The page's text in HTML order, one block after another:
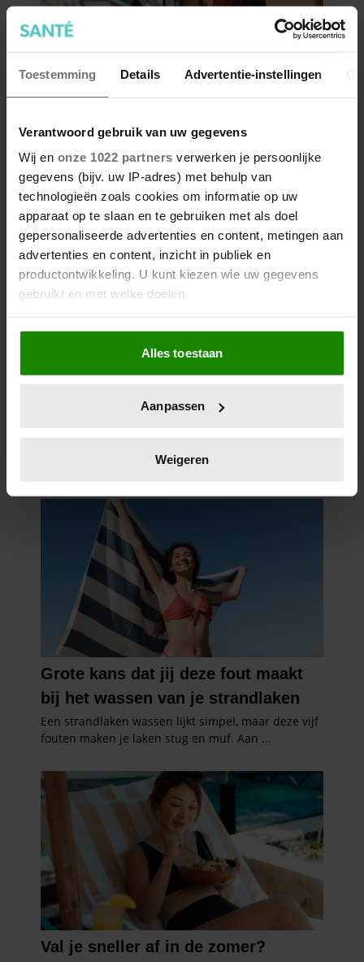
Toestemming Details Advertentie-instellingen
Verantwoord gebruik van uw gegevens
Wij en onze 1022 partners verwerken je persoonlijke
gegevens (bijv. uw IP-adres) met behulp van
technologieën zoals cookies om informatie op uw
apparaat op te slaan en te gebruiken met als doel
gepersonaliseerde advertenties en content, metingen aan
advertenties en content, inzicht in publiek en
productontwikkeling. U kunt kiezen wie uw gegevens
gebruikt en met welke doelen.
Als u het toestaat, willen we ook graag:
Informatie verzamelen over uw geografische
locatie, die tot een paar meter nauwkeurig kan zijn
scannen op specifieke eigenschappen (fingerprinting)
verwerkt en stel uw voorkeuren in het
intrekken in de Cookieverklaring.
We gebruiken cookies om content en advertenties te
personaliseren, om functies voor social media te bieden
en om ons websiteverkeer te analyseren. Ook delen we
informatie over uw gebruik van onze site met onze
partners voor social media, adverteren en analyse. Deze
partners kunnen deze gegevens combineren met andere
informatie die u aan ze heeft verstrekt of die ze hebben
verzameld op basis van uw gebruik van hun services. U
gaat akkoord met onze cookies als u onze website blijft
gebruiken.
Alles toestaan
Aanpassen
Weigeren